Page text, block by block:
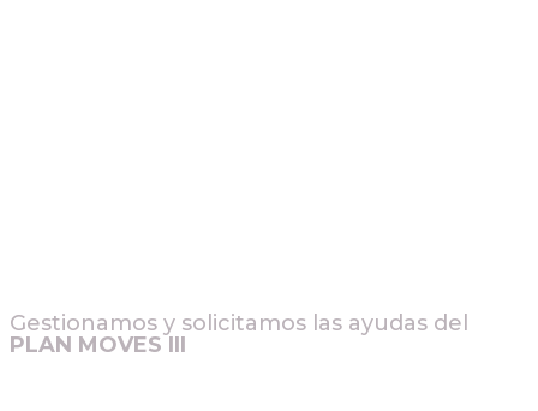
Gestionamos y solicitamos las ayudas del
PLAN MOVES III